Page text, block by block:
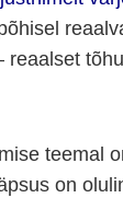
teemal
on